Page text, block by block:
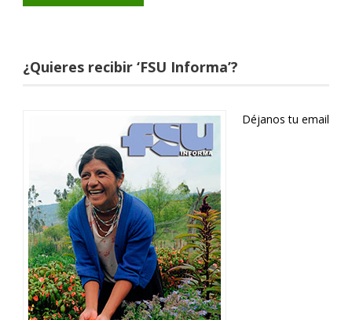
¿Quieres recibir ‘FSU Informa’?
Déjanos tu email